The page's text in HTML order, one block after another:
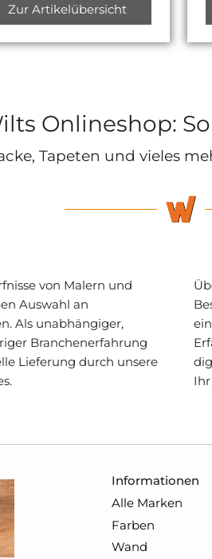
Zur Artikelübersicht
Onlineshop:
Tapeten und vieles
von Malern und
Auswahl an
Als unabhängiger,
Branchenerfahrung
Lieferung durch unsere
Informationen
Alle Marken
Farben
Wand